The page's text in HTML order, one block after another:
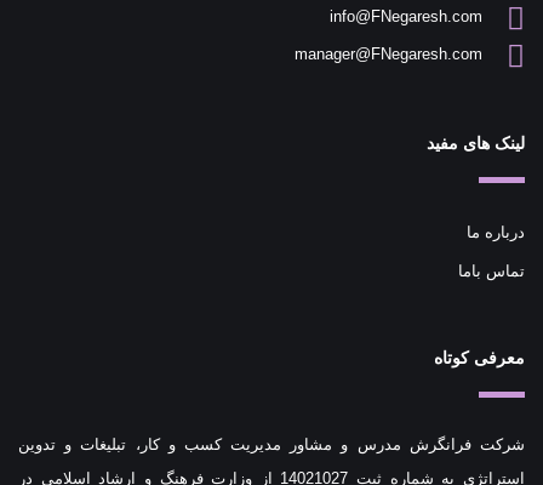
info@FNegaresh.com
manager@FNegaresh.com
لینک های مفید
درباره ما
تماس باما
معرفی کوتاه
شرکت فرانگرش مدرس و مشاور مدیریت کسب و کار، تبلیغات و تدوین
استراتژی به شماره ثبت 14021027 از وزارت فرهنگ و ارشاد اسلامی در